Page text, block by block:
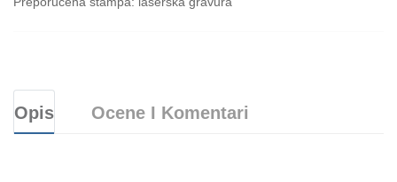
Opis Ocene I Komentari